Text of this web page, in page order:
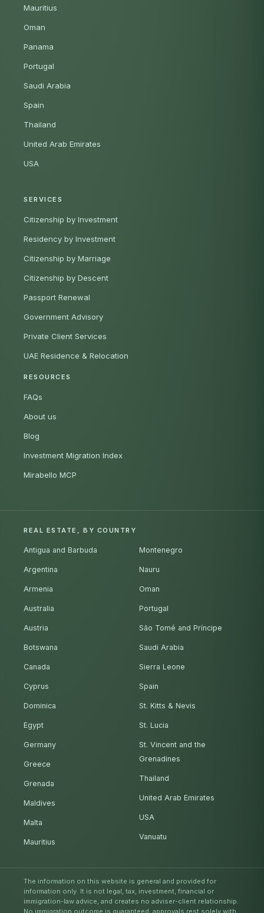
Mauritius
Oman
Panama
Portugal
Saudi Arabia
Spain
Thailand
United Arab Emirates
USA
SERVICES
Citizenship by Investment
Residency by Investment
Citizenship by Marriage
Citizenship by Descent
Passport Renewal
Government Advisory
Private Client Services
UAE Residence & Relocation
RESOURCES
FAQs
About us
Blog
Investment Migration Index
Mirabello MCP
REAL ESTATE, BY COUNTRY
Antigua and Barbuda
Argentina
Armenia
Australia
Austria
Botswana
Canada
Cyprus
Dominica
Egypt
Germany
Greece
Grenada
Maldives
Malta
Mauritius
Montenegro
Nauru
Oman
Portugal
São Tomé and Príncipe
Saudi Arabia
Sierra Leone
Spain
St. Kitts & Nevis
St. Lucia
St. Vincent and the
Grenadines
Thailand
United Arab Emirates
USA
Vanuatu
The information on this website is general and provided for
information only. It is not legal, tax, investment, financial or
immigration-law advice, and creates no adviser-client relationship.
No immigration outcome is guaranteed; approvals rest solely with